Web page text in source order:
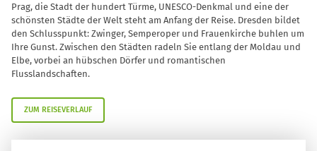
Prag, die Stadt der hundert Türme, UNESCO-Denkmal und eine der
schönsten Städte der Welt steht am Anfang der Reise. Dresden bildet
den Schlusspunkt: Zwinger, Semperoper und Frauenkirche buhlen um
Ihre Gunst. Zwischen den Städten radeln Sie entlang der Moldau und
Elbe, vorbei an hübschen Dörfer und romantischen
Flusslandschaften.
ZUM REISEVERLAUF